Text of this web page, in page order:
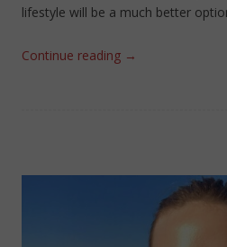
lifestyle will be a much better
Continue reading →